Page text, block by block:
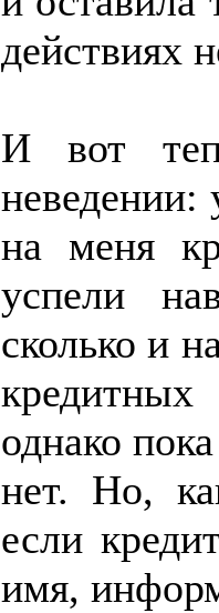
действиях
И вот
на меня
успели
сколько и
кредитных
однако
нет. Но,
если
имя,